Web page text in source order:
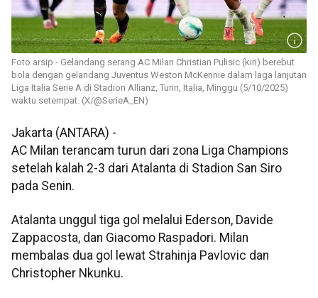
Foto arsip - Gelandang serang AC Milan Christian Pulisic (kiri) berebut
bola dengan gelandang Juventus Weston McKennie dalam laga lanjutan
Liga Italia Serie A di Stadion Allianz, Turin, Italia, Minggu (5/10/2025)
waktu setempat. (X/@SerieA_EN)
Jakarta (ANTARA) -
AC Milan terancam turun dari zona Liga Champions
setelah kalah 2-3 dari Atalanta di Stadion San Siro
pada Senin.
Atalanta unggul tiga gol melalui Ederson, Davide
Zappacosta, dan Giacomo Raspadori. Milan
membalas dua gol lewat Strahinja Pavlovic dan
Christopher Nkunku.